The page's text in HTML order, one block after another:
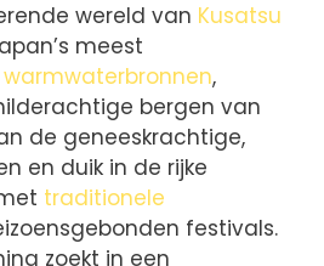
wereld van Kusatsu
meest
warmwaterbronnen,
bergen van
de geneeskrachtige,
en duik in de rijke
traditionele
festivals.
zoekt in een